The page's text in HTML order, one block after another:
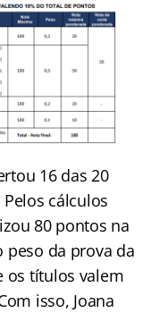
16 das 20
cálculos
80 pontos na
peso da prova da
os títulos valem
isso, Joana